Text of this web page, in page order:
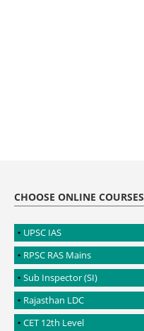
CHOOSE ONLINE COURSES
UPSC IAS
RPSC RAS Mains
Sub Inspector (SI)
Rajasthan LDC
CET 12th Level